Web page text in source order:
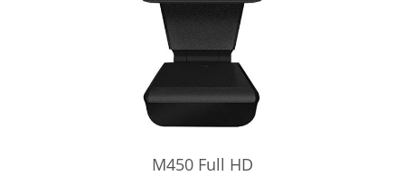
M450 Full HD